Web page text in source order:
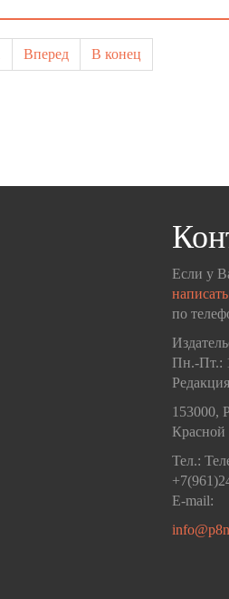
Вперед В конец
Если у
по
Пн.-Пт.:
153000,
Красной
Тел.:
E-mail: